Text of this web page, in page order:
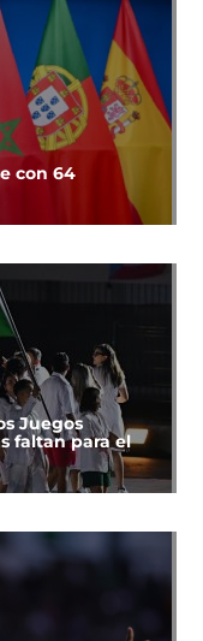
con 64
Juegos
faltan para el